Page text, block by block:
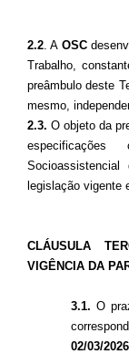
2.2. A OSC
Trabalho,
preâmbulo deste
mesmo,
2.3. O objeto da
legislação vigente
CLÁUSULA
VIGÊNCIA DA
3.1. O
02/03/